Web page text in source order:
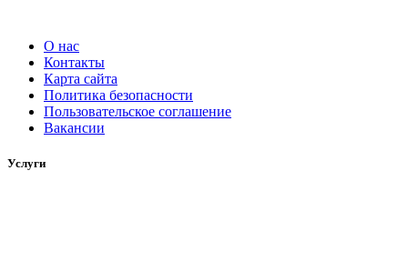
О нас
Контакты
Карта сайта
Политика безопасности
Пользовательское соглашение
Вакансии
Услуги